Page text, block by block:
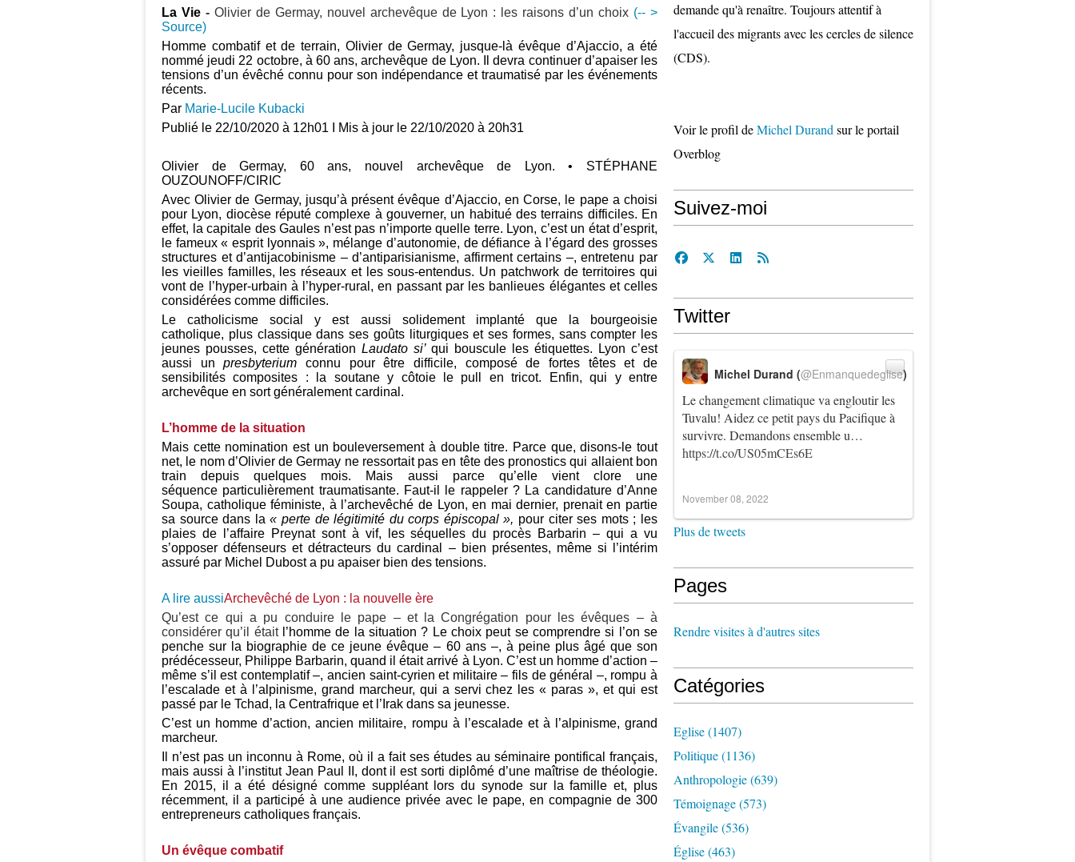
La Vie- Olivier de Germay, nouvel archevêque de Lyon : les raisons d’un choix (-- >
Source)
Homme combatif et de terrain, Olivier de Germay, jusque-là évêque d’Ajaccio, a été
nommé jeudi 22 octobre, à 60 ans, archevêque de Lyon. Il devra continuer d’apaiser les
tensions d’un évêché connu pour son indépendance et traumatisé par les événements
récents.
Par Marie-Lucile Kubacki
Publié le 22/10/2020 à 12h01 I Mis à jour le 22/10/2020 à 20h31
Olivier de Germay, 60 ans, nouvel archevêque de Lyon. • STÉPHANE
OUZOUNOFF/CIRIC
Avec Olivier de Germay, jusqu’à présent évêque d’Ajaccio, en Corse, le pape a choisi
pour Lyon, diocèse réputé complexe à gouverner, un habitué des terrains difficiles. En
effet, la capitale des Gaules n’est pas n’importe quelle terre. Lyon, c’est un état d’esprit,
le fameux « esprit lyonnais », mélange d’autonomie, de défiance à l’égard des grosses
structures et d’antijacobinisme – d’antiparisianisme, affirment certains –, entretenu par
les vieilles familles, les réseaux et les sous-entendus. Un patchwork de territoires qui
vont de l’hyper-urbain à l’hyper-rural, en passant par les banlieues élégantes et celles
considérées comme difficiles.
Le catholicisme social y est aussi solidement implanté que la bourgeoisie
catholique, plus classique dans ses goûts liturgiques et ses formes, sans compter les
jeunes pousses, cette génération Laudato si’ qui bouscule les étiquettes. Lyon c’est
aussi unpresbyterium connu pour être difficile, composé de fortes têtes et de
sensibilités composites : la soutane y côtoie le pull en tricot. Enfin, qui y entre
archevêque en sort généralement cardinal.
L’homme de la situation
Mais cette nomination est un bouleversement à double titre. Parce que, disons-le tout
net, le nom d’Olivier de Germay ne ressortait pas en tête des pronostics qui allaient bon
train depuis quelques mois. Mais aussi parce qu’elle vient clore une
séquence particulièrement traumatisante. Faut-il le rappeler ? La candidature d’Anne
Soupa, catholique féministe, à l’archevêché de Lyon, en mai dernier, prenait en partie
sa source dans la« perte de légitimité du corps épiscopal », pour citer ses mots ; les
plaies de l’affaire Preynat sont à vif, les séquelles du procès Barbarin – qui a vu
s’opposer défenseurs et détracteurs du cardinal – bien présentes, même si l’intérim
assuré par Michel Dubost a pu apaiser bien des tensions.
A lire aussiArchevêché de Lyon : la nouvelle ère
Qu’est ce qui a pu conduire le pape – et la Congrégation pour les évêques – à
considérer qu’il était l’homme de la situation ? Le choix peut se comprendre si l’on se
penche sur la biographie de ce jeune évêque – 60 ans –, à peine plus âgé que son
prédécesseur, Philippe Barbarin, quand il était arrivé à Lyon. C’est un homme d’action –
même s’il est contemplatif –, ancien saint-cyrien et militaire – fils de général –, rompu à
l’escalade et à l’alpinisme, grand marcheur, qui a servi chez les « paras », et qui est
passé par le Tchad, la Centrafrique et l’Irak dans sa jeunesse.
C’est un homme d’action, ancien militaire, rompu à l’escalade et à l’alpinisme, grand
marcheur.
Il n’est pas un inconnu à Rome, où il a fait ses études au séminaire pontifical français,
mais aussi à l’institut Jean Paul II, dont il est sorti diplômé d’une maîtrise de théologie.
En 2015, il a été désigné comme suppléant lors du synode sur la famille et, plus
récemment, il a participé à une audience privée avec le pape, en compagnie de 300
entrepreneurs catholiques français.
Un évêque combatif
demande qu'à renaître. Toujours attentif à
l'accueil des migrants avec les cercles de silence
(CDS).
Voir le profil deMichel Durand sur le portail
Overblog
Suivez-moi
Twitter
Le changement climatique va engloutir les
Tuvalu! Aidez ce petit pays du Pacifique à
survivre. Demandons ensemble u…
https://t.co/US05mCEs6E
Michel Durand (@Enmanquedeglise)
November 08, 2022
Plus de tweets
Pages
Rendre visites à d'autres sites
Catégories
Eglise(1407)
Politique(1136)
Anthropologie(639)
Témoignage(573)
Évangile(536)
Église(463)